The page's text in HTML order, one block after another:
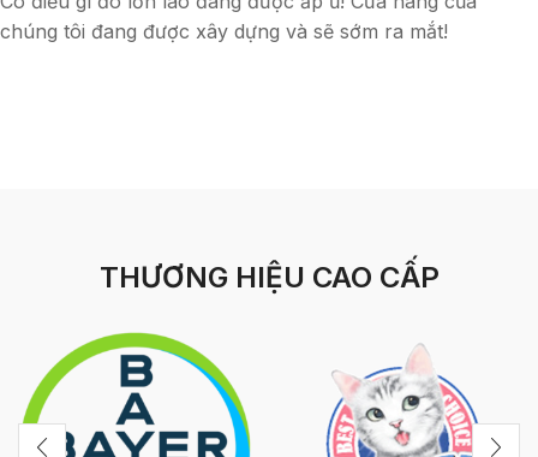
chúng tôi đang được xây dựng và sẽ sớm ra mắt!
THƯƠNG HIỆU CAO CẤP